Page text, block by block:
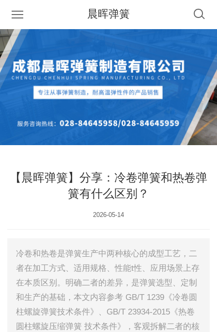
晨晖弹簧
【晨晖弹簧】分享：冷卷弹簧和热卷弹
簧有什么区别？
2026-05-14
冷卷和热卷是弹簧生产中两种核心的成型工艺，二
者在加工方式、适用规格、性能t性、应用场景上存
在本质区别。明确二者的差异，是弹簧选型、定制
和生产的基础，本文内容参考 GB/T 1239《冷卷圆
柱螺旋弹簧技术条件》、GB/T 23934-2015《热卷
圆柱螺旋压缩弹簧 技术条件》，客观拆解二者的核